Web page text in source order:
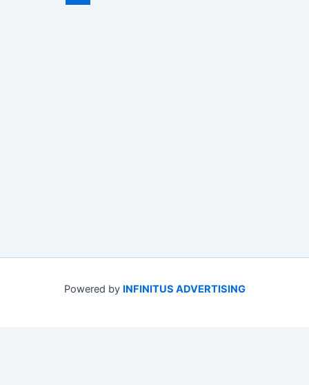
Powered by INFINITUS ADVERTISING